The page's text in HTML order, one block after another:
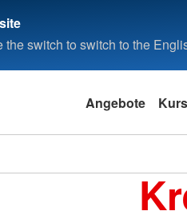
switch to switch to the
Angebote